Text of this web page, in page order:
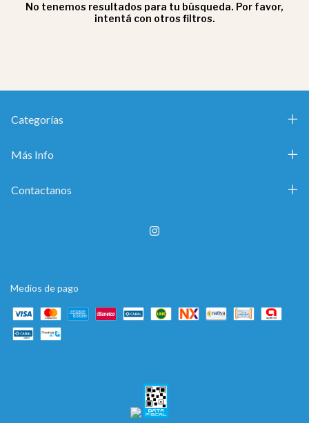
No tenemos resultados para tu búsqueda. Por favor,
intentá con otros filtros.
Categorías
Más Info
Contactanos
Medios de pago